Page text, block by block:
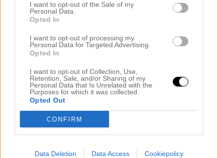
I want to opt-out of the Sale of my
Personal Data.
Opted In
I want to opt-out of processing my
Personal Data for Targeted Advertising.
Opted In
I want to opt-out of Collection, Use,
Retention, Sale, and/or Sharing of my
Personal Data that Is Unrelated with the
Purposes for which it was collected.
Opted Out
CONFIRM
Data Deletion Data Access Cookiepolicy
8 oktober 2018, 20:41
Hej fina ni! Det är måndag, en dag som bara har
flugit iväg. Jag har varit på salongen hela dagen, är
helt slut i huvudet. Jag kom precis hem och har tänt
ljus i hela lägenheten, lagat mat och väntar på att A
ska komma hem efter jobbet. Det låter så fånigt men
jag tror […]